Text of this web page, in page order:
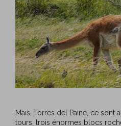
Mais, Torres del Paine, ce sont
tours, trois énormes blocs